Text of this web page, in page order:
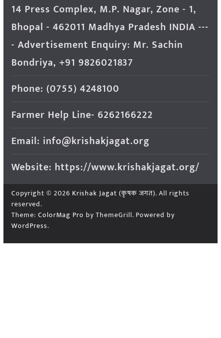
14 Press Complex, M.P. Nagar, Zone - 1,
Bhopal - 462011 Madhya Pradesh INDIA ---
- Advertisement Enquiry: Mr. Sachin
Bondriya, +91 9826021837
Phone: (0755) 4248100
Farmer Help Line- 6262166222
Email: info@krishakjagat.org
Website: https://www.krishakjagat.org/
Copyright © 2026 Krishak Jagat (कृषक जगत). All rights
reserved.
Theme: ColorMag Pro by ThemeGrill. Powered by
WordPress.